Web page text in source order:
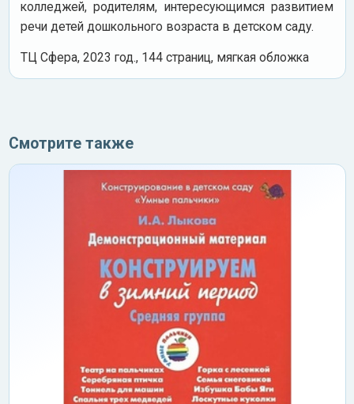
колледжей, родителям, интересующимся развитием
речи детей дошкольного возраста в детском саду.
ТЦ Сфера, 2023 год., 144 страниц, мягкая обложка
Смотрите также